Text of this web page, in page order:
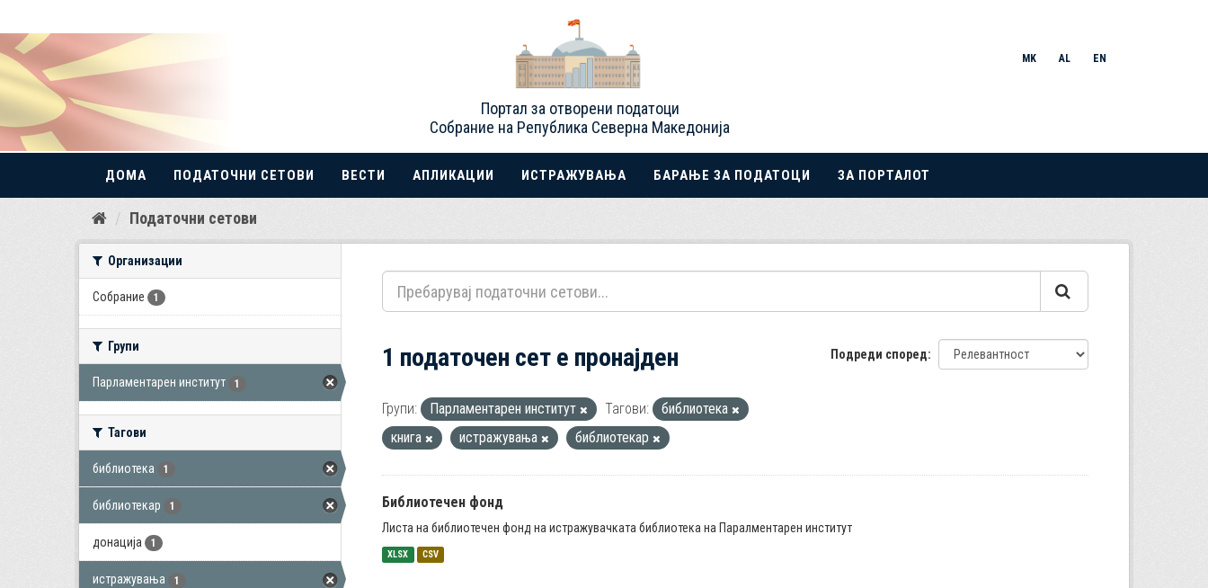
Прескокнете
Портал за отворени податоци
Собрание на Република Северна Македонија
MK AL EN
ДОМА ПОДАТОЧНИ СЕТОВИ ВЕСТИ АПЛИКАЦИИ ИСТРАЖУВАЊА БАРАЊЕ ЗА ПОДАТОЦИ ЗА ПОРТАЛОТ
Податочни сетови
Организации
Собрание 1
Групи
Парламентарен институт 1
Тагови
библиотека 1
библиотекар 1
донација 1
истражувања 1
Подреди според
1 податочен сет е пронајден
Групи: Парламентарен институт Тагови:
библиотека
книга
истражувања библиотекар
Библиотечен фонд
Листа на библиотечен фонд на истражувачката библиотека на Паралментарен институт
XLSX CSV